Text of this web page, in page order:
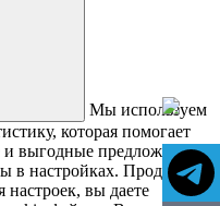
Мы используем
которая помогает
и выгодные предложения.
в настройках. Продолжая
настроек, вы даете